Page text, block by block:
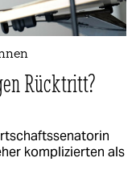
Rücktritt?
komplizierten als